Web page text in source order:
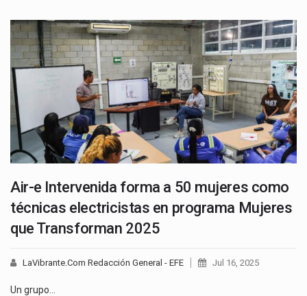
Air-e Intervenida forma a 50 mujeres como
técnicas electricistas en programa Mujeres
que Transforman 2025
LaVibrante.Com Redacción General - EFE Jul 16, 2025
Un grupo…